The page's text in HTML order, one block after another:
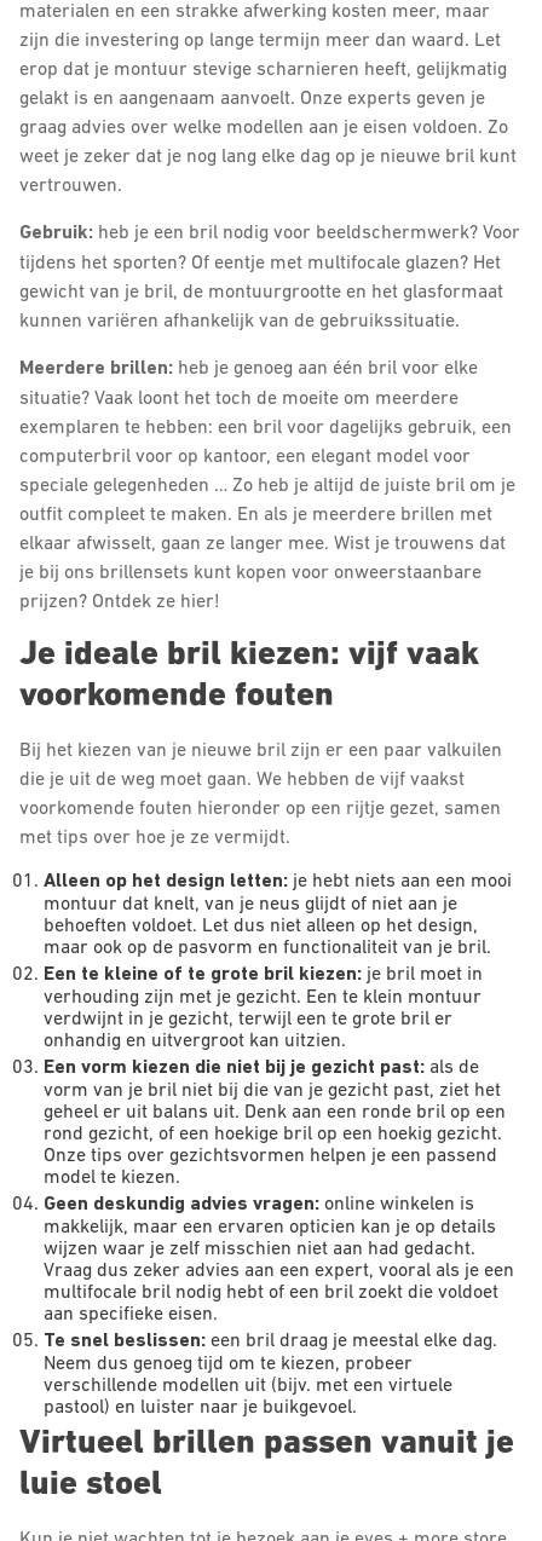
materialen en een strakke afwerking kosten meer, maar
zijn die investering op lange termijn meer dan waard. Let
erop dat je montuur stevige scharnieren heeft, gelijkmatig
gelakt is en aangenaam aanvoelt. Onze experts geven je
graag advies over welke modellen aan je eisen voldoen. Zo
weet je zeker dat je nog lang elke dag op je nieuwe bril kunt
vertrouwen.
Gebruik: heb je een bril nodig voor beeldschermwerk? Voor
tijdens het sporten? Of eentje met multifocale glazen? Het
gewicht van je bril, de montuurgrootte en het glasformaat
kunnen variëren afhankelijk van de gebruikssituatie.
Meerdere brillen: heb je genoeg aan één bril voor elke
situatie? Vaak loont het toch de moeite om meerdere
exemplaren te hebben: een bril voor dagelijks gebruik, een
computerbril voor op kantoor, een elegant model voor
speciale gelegenheden … Zo heb je altijd de juiste bril om je
outfit compleet te maken. En als je meerdere brillen met
elkaar afwisselt, gaan ze langer mee. Wist je trouwens dat
je bij ons brillensets kunt kopen voor onweerstaanbare
prijzen? Ontdek ze hier!
Je ideale bril kiezen: vijf vaak
voorkomende fouten
Bij het kiezen van je nieuwe bril zijn er een paar valkuilen
die je uit de weg moet gaan. We hebben de vijf vaakst
voorkomende fouten hieronder op een rijtje gezet, samen
met tips over hoe je ze vermijdt.
Alleen op het design letten: je hebt niets aan een mooi
montuur dat knelt, van je neus glijdt of niet aan je
behoeften voldoet. Let dus niet alleen op het design,
maar ook op de pasvorm en functionaliteit van je bril.
Een te kleine of te grote bril kiezen: je bril moet in
verhouding zijn met je gezicht. Een te klein montuur
verdwijnt in je gezicht, terwijl een te grote bril er
onhandig en uitvergroot kan uitzien.
Een vorm kiezen die niet bij je gezicht past: als de
vorm van je bril niet bij die van je gezicht past, ziet het
geheel er uit balans uit. Denk aan een ronde bril op een
rond gezicht, of een hoekige bril op een hoekig gezicht.
Onze tips over gezichtsvormen helpen je een passend
model te kiezen.
Geen deskundig advies vragen: online winkelen is
makkelijk, maar een ervaren opticien kan je op details
wijzen waar je zelf misschien niet aan had gedacht.
Vraag dus zeker advies aan een expert, vooral als je een
multifocale bril nodig hebt of een bril zoekt die voldoet
aan specifieke eisen.
Te snel beslissen: een bril draag je meestal elke dag.
Neem dus genoeg tijd om te kiezen, probeer
verschillende modellen uit (bijv. met een virtuele
pastool) en luister naar je buikgevoel.
Virtueel brillen passen vanuit je
luie stoel